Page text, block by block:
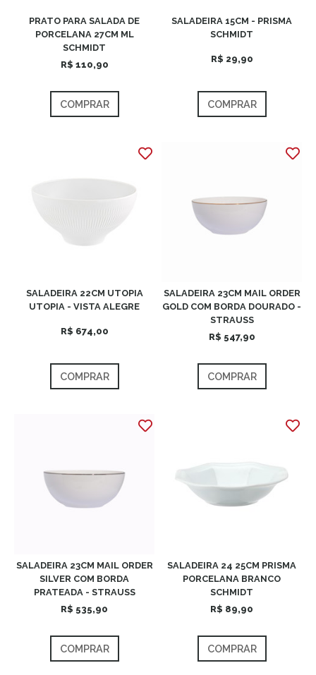
PRATO PARA SALADA DE
PORCELANA 27CM ML
SCHMIDT
R$ 110,90
COMPRAR
SALADEIRA 15CM - PRISMA
SCHMIDT
R$ 29,90
COMPRAR
SALADEIRA 22CM UTOPIA
UTOPIA - VISTA ALEGRE
R$ 674,00
COMPRAR
SALADEIRA 23CM MAIL ORDER
GOLD COM BORDA DOURADO -
STRAUSS
R$ 547,90
COMPRAR
SALADEIRA 23CM MAIL ORDER
SILVER COM BORDA
PRATEADA - STRAUSS
R$ 535,90
COMPRAR
SALADEIRA 24 25CM PRISMA
PORCELANA BRANCO
SCHMIDT
R$ 89,90
COMPRAR